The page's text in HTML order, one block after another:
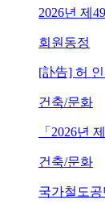
2026년 제
회원동정
[訃告] 허
건축/문화
「2026년
건축/문화
국가철도